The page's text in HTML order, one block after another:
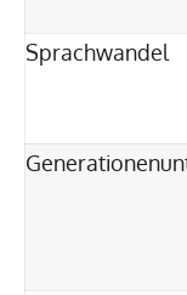
Sprachwandel